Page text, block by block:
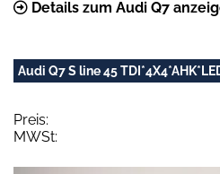
Details zum Audi Q7
Audi Q7 S line 45
Preis:
MWSt: